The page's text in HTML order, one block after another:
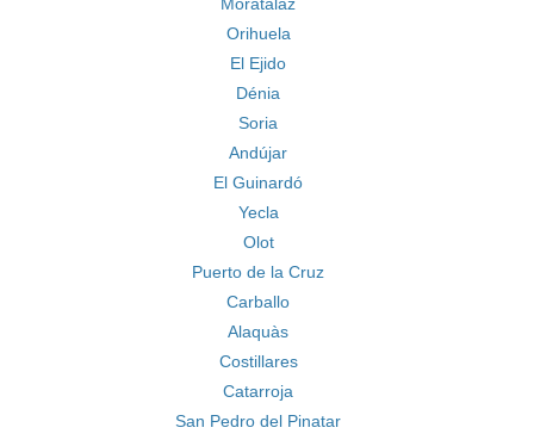
Orihuela
El Ejido
Dénia
Soria
Andújar
El Guinardó
Yecla
Olot
Puerto de la Cruz
Carballo
Alaquàs
Costillares
Catarroja
San Pedro del Pinatar